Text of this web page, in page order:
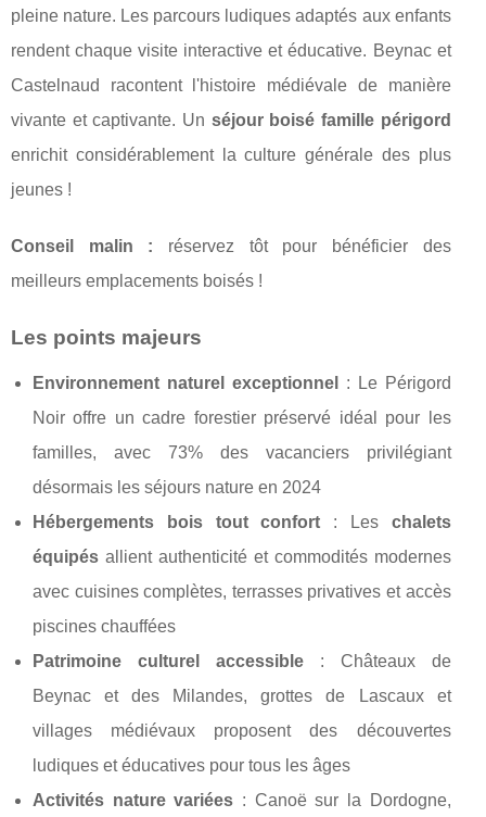
pleine nature. Les parcours ludiques adaptés aux enfants
rendent chaque visite interactive et éducative. Beynac et
Castelnaud racontent l'histoire médiévale de manière
vivante et captivante. Un séjour boisé famille périgord
enrichit considérablement la culture générale des plus
jeunes !
Conseil malin : réservez tôt pour bénéficier des
meilleurs emplacements boisés !
Les points majeurs
Environnement naturel exceptionnel
: Le Périgord
Noir offre un cadre forestier préservé idéal pour les
familles, avec 73% des vacanciers privilégiant
désormais les séjours nature en 2024
Hébergements bois tout confort : Les chalets
équipés allient authenticité et commodités modernes
avec cuisines complètes, terrasses privatives et accès
piscines chauffées
Patrimoine culturel accessible: Châteaux de
Beynac et des Milandes, grottes de Lascaux et
villages médiévaux proposent des découvertes
ludiques et éducatives pour tous les âges
Activités nature variées : Canoë sur la Dordogne,